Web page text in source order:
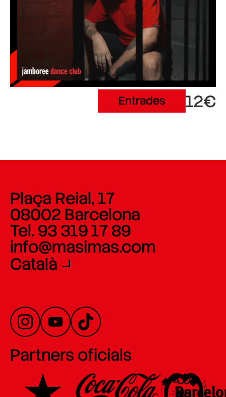
Entrades 12€
Plaça Reial, 17
08002 Barcelona
Tel. 93 319 17 89
info@masimas.com
Català
Partners oficials